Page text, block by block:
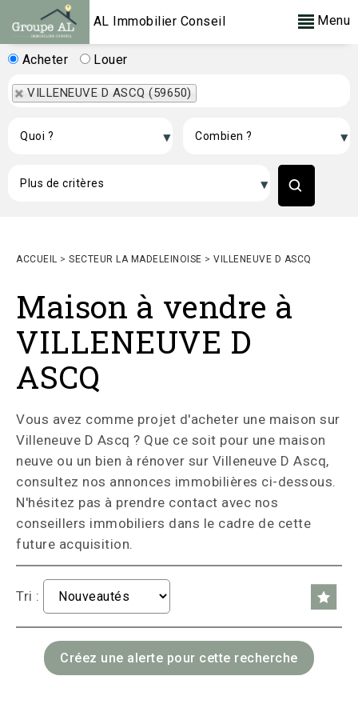
AL Immobilier Conseil Menu
Acheter Louer
VILLENEUVE D ASCQ (59650)
ACCUEIL > SECTEUR LA MADELEINOISE > VILLENEUVE D ASCQ
Maison à vendre à
VILLENEUVE D
ASCQ
Vous avez comme projet d'acheter une maison sur
Villeneuve D Ascq ? Que ce soit pour une maison
neuve ou un bien à rénover sur Villeneuve D Ascq,
consultez nos annonces immobilières ci-dessous.
N'hésitez pas à prendre contact avec nos
conseillers immobiliers dans le cadre de cette
future acquisition.
Tri :